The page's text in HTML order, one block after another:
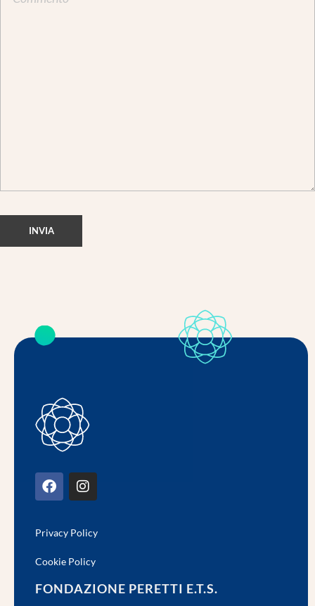
Privacy Policy
Cookie Policy
FONDAZIONE PERETTI E.T.S.